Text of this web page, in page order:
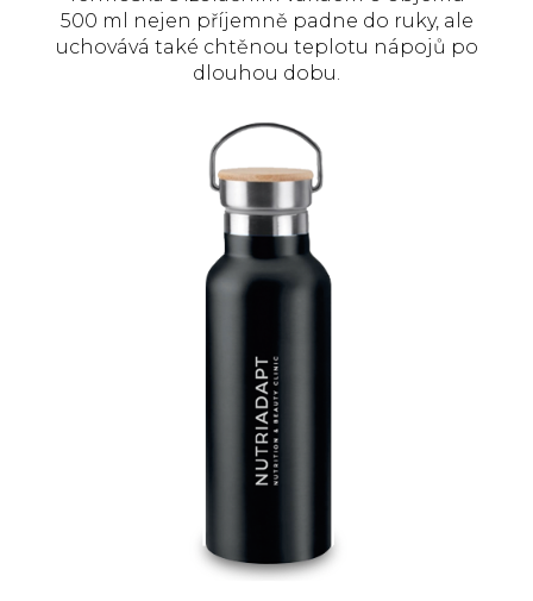
500 ml nejen příjemně padne do ruky, ale
uchovává také chtěnou teplotu nápojů po
dlouhou dobu.